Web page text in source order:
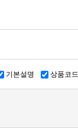
기본설명 상품코드